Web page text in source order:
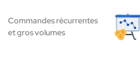
Commandes récurrentes
et gros volumes